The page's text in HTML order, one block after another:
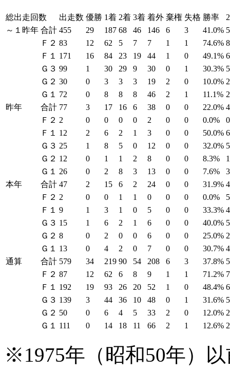
総出走回数 出走数 優勝 1着 2着 3着 着外 棄権 失格 勝率
～１昨年 合計 455 29 187 68 46 146 6 3 41.0%
Ｆ２ 83 12 62 5 7 7 1 1 74.6%
Ｆ１
171 16 84 23 19 44 1 0 49.1%
Ｇ３ 99 1 30 29 9 30 0 1 30.3%
Ｇ２ 30 0 3 3 3 19 2 0 10.0%
Ｇ１
72 0 8 8 8 46 2 1 11.1%
昨年
合計 77 3 17 16 6 38 0 0 22.0%
Ｆ２ 2 0 0 0 0 2 0 0 0.0%
Ｆ１
12 2 6 2 1 3 0 0 50.0%
Ｇ３ 25 1 8 5 0 12 0 0 32.0%
Ｇ２ 12 0 1 1 2 8 0 0 8.3%
Ｇ１
26 0 2 8 3 13 0 0 7.6%
本年
合計 47 2 15 6 2 24 0 0 31.9%
Ｆ２ 2 0 0 1 1 0 0 0 0.0%
Ｆ１
9 1 3 1 0 5 0 0 33.3%
Ｇ３ 15 1 6 2 1 6 0 0 40.0%
Ｇ２ 8 0 2 0 0 6 0 0 25.0%
Ｇ１
13 0 4 2 0 7 0 0 30.7%
通算
合計 579 34 219 90 54 208 6 3 37.8%
Ｆ２ 87 12 62 6 8 9 1 1 71.2%
Ｆ１
192 19 93 26 20 52 1 0 48.4%
Ｇ３ 139 3 44 36 10 48 0 1 31.6%
Ｇ２ 50 0 6 4 5 33 2 0 12.0%
Ｇ１
111 0 14 18 11 66 2 1 12.6%
※1975年（昭和50年）